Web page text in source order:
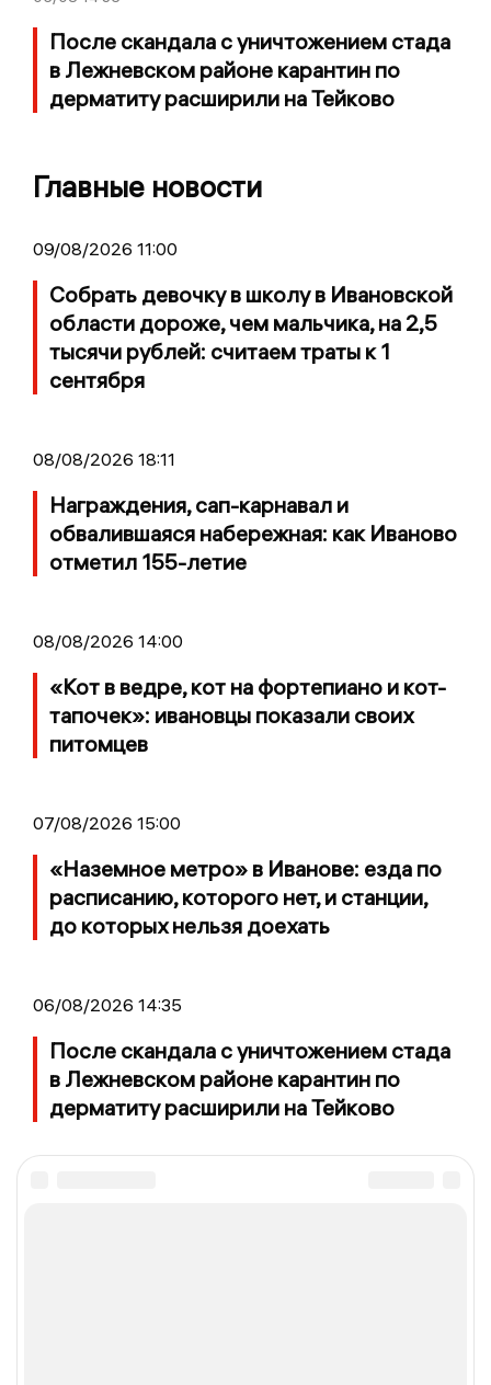
После скандала с уничтожением стада
в Лежневском районе карантин по
дерматиту расширили на Тейково
Главные новости
09/08/2026 11:00
Собрать девочку в школу в Ивановской
области дороже, чем мальчика, на 2,5
тысячи рублей: считаем траты к 1
сентября
08/08/2026 18:11
Награждения, сап-карнавал и
обвалившаяся набережная: как Иваново
отметил 155-летие
08/08/2026 14:00
«Кот в ведре, кот на фортепиано и кот-
тапочек»: ивановцы показали своих
питомцев
07/08/2026 15:00
«Наземное метро» в Иванове: езда по
расписанию, которого нет, и станции,
до которых нельзя доехать
06/08/2026 14:35
После скандала с уничтожением стада
в Лежневском районе карантин по
дерматиту расширили на Тейково